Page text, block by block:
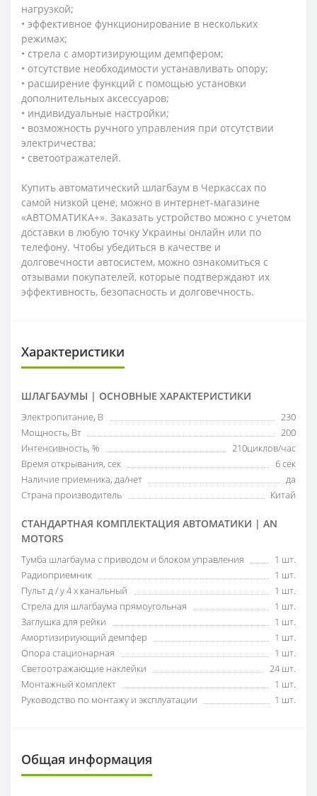
нагрузкой;
• эффективное функционирование в нескольких
режимах;
• стрела с амортизирующим демпфером;
• отсутствие необходимости устанавливать опору;
• расширение функций с помощью установки
дополнительных аксессуаров;
• индивидуальные настройки;
• возможность ручного управления при отсутствии
электричества;
• светоотражателей.
Купить автоматический шлагбаум в Черкассах по
самой низкой цене, можно в интернет-магазине
«АВТОМАТИКА+». Заказать устройство можно с учетом
доставки в любую точку Украины онлайн или по
телефону. Чтобы убедиться в качестве и
долговечности автосистем, можно ознакомиться с
отзывами покупателей, которые подтверждают их
эффективность, безопасность и долговечность.
Характеристики
ШЛАГБАУМЫ | ОСНОВНЫЕ ХАРАКТЕРИСТИКИ
Электропитание, В
230
Мощность, Вт
200
Интенсивность, %
210циклов/час
Время открывания, сек
6 сек
Наличие приемника, да/нет
да
Страна производитель
Китай
СТАНДАРТНАЯ КОМПЛЕКТАЦИЯ АВТОМАТИКИ | AN
MOTORS
Тумба шлагбаума с приводом и блоком управления
1 шт.
Радиоприемник
1 шт.
Пульт д / у 4 х канальный
1 шт.
Стрела для шлагбаума прямоугольная
1 шт.
Заглушка для рейки
1 шт.
Амортизириующий демпфер
1 шт.
Опора стационарная
1 шт.
Светоотражающие наклейки
24 шт.
Монтажный комплект
1 шт.
Руководство по монтажу и эксплуатации
1 шт.
Общая информация